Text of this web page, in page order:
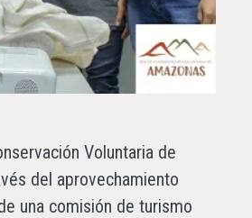
Voluntaria de
del aprovechamiento
una comisión de turismo